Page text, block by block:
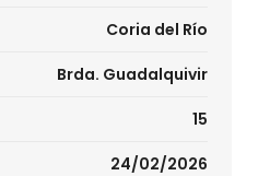
Coria del Río
Brda. Guadalquivir
15
24/02/2026